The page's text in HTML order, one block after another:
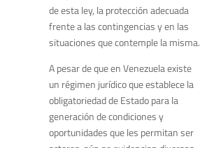
de esta ley, la protección adecuada
frente a las contingencias y en las
situaciones que contemple la misma.
A pesar de que en Venezuela existe
un régimen jurídico que establece la
obligatoriedad de Estado para la
generación de condiciones y
oportunidades que les permitan ser